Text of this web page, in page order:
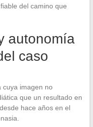
del camino que
autonomía
caso
cuya imagen no
que un resultado en
hace años en el